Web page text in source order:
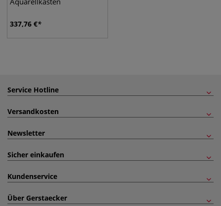
337,76 €
Service Hotline
Versandkosten
Newsletter
Sicher einkaufen
Kundenservice
Über Gerstaecker